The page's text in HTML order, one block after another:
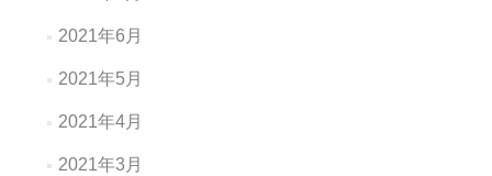
2021年6月
2021年5月
2021年4月
2021年3月